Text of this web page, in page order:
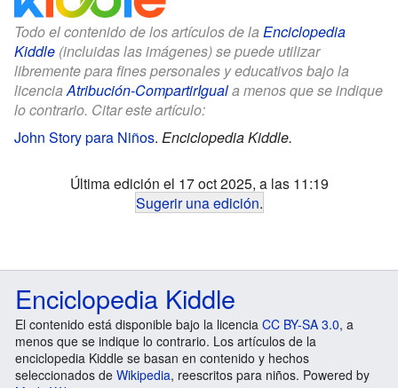
Todo el contenido de los artículos de la Enciclopedia
Kiddle (incluidas las imágenes) se puede utilizar
libremente para fines personales y educativos bajo la
licenciaAtribución-CompartirIguala menos que se indique
lo contrario. Citar este artículo:
John Story para Niños. Enciclopedia Kiddle.
Última edición el 17 oct 2025, a las 11:19
Sugerir una edición.
Enciclopedia Kiddle
El contenido está disponible bajo la licencia CC BY-SA 3.0, a
menos que se indique lo contrario. Los artículos de la
enciclopedia Kiddle se basan en contenido y hechos
seleccionados de Wikipedia, reescritos para niños. Powered by